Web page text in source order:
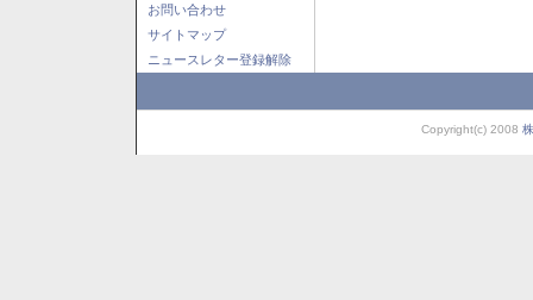
お問い合わせ
サイトマップ
ニュースレター登録解除
Copyright(c) 2008